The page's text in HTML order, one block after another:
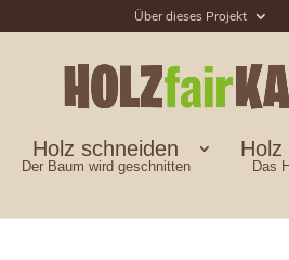
Über dieses Projekt
Holz schneiden
Der Baum wird geschnitten
Holz
Das